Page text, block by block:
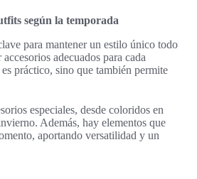
según la temporada
para mantener un estilo único todo
adecuados para cada
práctico, sino que también permite
especiales, desde coloridos en
Además, hay elementos que
aportando versatilidad y un